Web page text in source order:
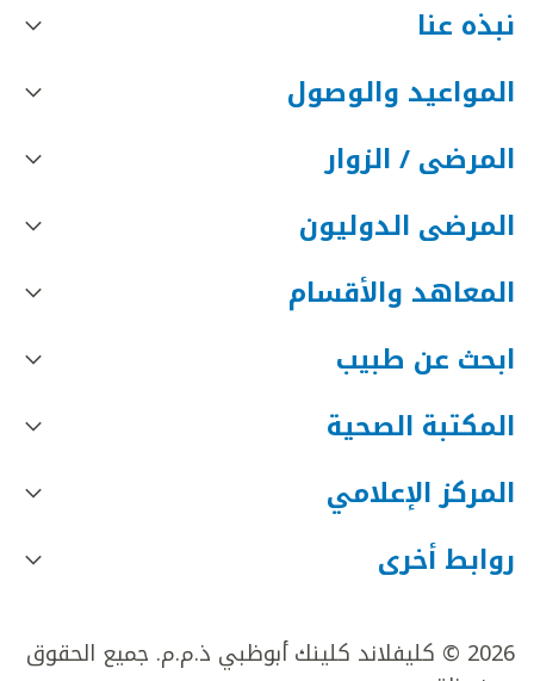
نبذه عنا
المواعيد والوصول
المرضى / الزوار
المرضى الدوليون
المعاهد والأقسام
ابحث عن طبيب
المكتبة الصحية
المركز الإعلامي
روابط أخرى
2026 © كليفلاند كلينك أبوظبي ذ.م.م. جميع الحقوق